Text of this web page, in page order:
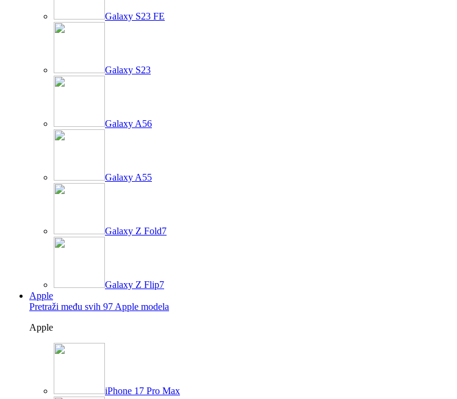
Galaxy S23 FE
Galaxy S23
Galaxy A56
Galaxy A55
Galaxy Z Fold7
Galaxy Z Flip7
Apple
Pretraži među svih 97 Apple modela
Apple
iPhone 17 Pro Max